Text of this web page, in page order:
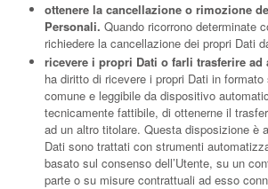
ottenere la cancellazione o rimozione
Personali. Quando ricorrono determinate
richiedere la cancellazione dei propri Dati
ricevere i propri Dati o farli trasferire ad
ha diritto di ricevere i propri Dati in
comune e leggibile da dispositivo
tecnicamente fattibile, di ottenerne il
ad un altro titolare. Questa disposizione è
Dati sono trattati con strumenti
basato sul consenso dell’Utente, su un
parte o su misure contrattuali ad esso